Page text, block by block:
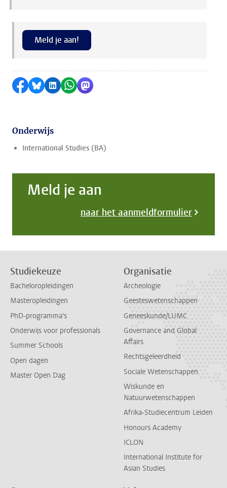
Meld je aan!
Delen op Facebook
Delen via Bluesky
Delen op LinkedIn
Delen via WhatsApp
Delen via Mastodon
Onderwijs
International Studies (BA)
Meld je aan
naar het aanmeldformulier
Studiekeuze
Bacheloropleidingen
Masteropleidingen
PhD-programma's
Onderwijs voor professionals
Summer Schools
Open dagen
Master Open Dag
Organisatie
Archeologie
Geesteswetenschappen
Geneeskunde/LUMC
Governance and Global
Affairs
Rechtsgeleerdheid
Sociale Wetenschappen
Wiskunde en
Natuurwetenschappen
Afrika-Studiecentrum Leiden
Honours Academy
ICLON
International Institute for
Asian Studies